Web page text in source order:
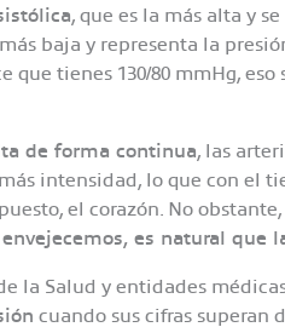
, que es la más alta y
baja y representa la
tienes 130/80 mmHg,
de forma continua, las
intensidad, lo que con el
el corazón. No obstante,
es natural que
la Salud y entidades
cuando sus cifras superan